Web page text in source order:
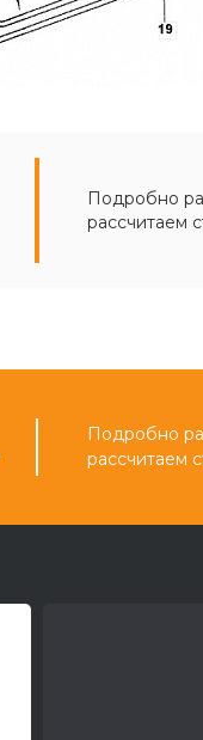
Подробно
рассчитаем
Подробно
рассчитаем